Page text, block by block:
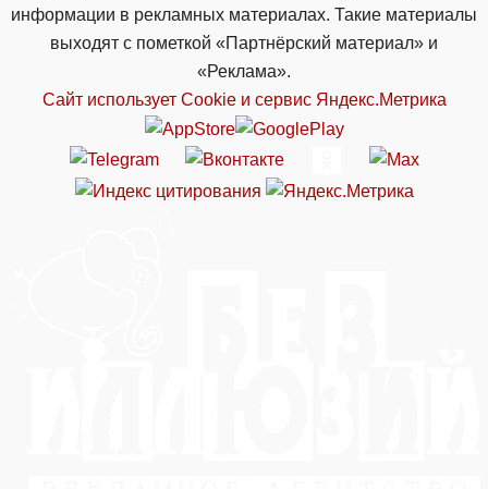
информации в рекламных материалах. Такие материалы
выходят с пометкой «Партнёрский материал» и
«Реклама».
Сайт использует Cookie и сервиc Яндекс.Метрика